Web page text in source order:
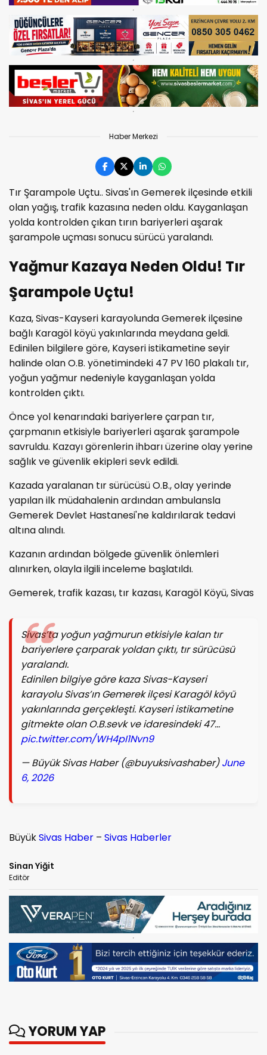
Haber Merkezi
Tır Şarampole Uçtu.. Sivas'ın Gemerek ilçesinde etkili
olan yağış, trafik kazasına neden oldu. Kayganlaşan
yolda kontrolden çıkan tırın bariyerleri aşarak
şarampole uçması sonucu sürücü yaralandı.
Yağmur Kazaya Neden Oldu! Tır
Şarampole Uçtu!
Kaza, Sivas-Kayseri karayolunda Gemerek ilçesine
bağlı Karagöl köyü yakınlarında meydana geldi.
Edinilen bilgilere göre, Kayseri istikametine seyir
halinde olan O.B. yönetimindeki 47 PV 160 plakalı tır,
yoğun yağmur nedeniyle kayganlaşan yolda
kontrolden çıktı.
Önce yol kenarındaki bariyerlere çarpan tır,
çarpmanın etkisiyle bariyerleri aşarak şarampole
savruldu. Kazayı görenlerin ihbarı üzerine olay yerine
sağlık ve güvenlik ekipleri sevk edildi.
Kazada yaralanan tır sürücüsü O.B., olay yerinde
yapılan ilk müdahalenin ardından ambulansla
Gemerek Devlet Hastanesi'ne kaldırılarak tedavi
altına alındı.
Kazanın ardından bölgede güvenlik önlemleri
alınırken, olayla ilgili inceleme başlatıldı.
Gemerek, trafik kazası, tır kazası, Karagöl Köyü, Sivas
Sivas’ta yoğun yağmurun etkisiyle kalan tır
bariyerlere çarparak yoldan çıktı, tır sürücüsü
yaralandı.
Edinilen bilgiye göre kaza Sivas-Kayseri
karayolu Sivas’ın Gemerek ilçesi Karagöl köyü
yakınlarında gerçekleşti. Kayseri istikametine
gitmekte olan O.B.sevk ve idaresindeki 47…
pic.twitter.com/WH4pI1Nvn9
— Büyük Sivas Haber (@buyuksivashaber)June
6, 2026
BüyükSivas Haber – Sivas Haberler
Sinan Yiğit
Editör
YORUM YAP